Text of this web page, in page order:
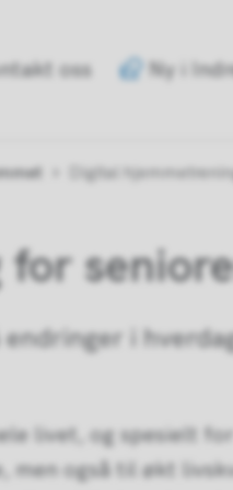
oss Ny i
Digital
i
livet, og spesielt
også til økt